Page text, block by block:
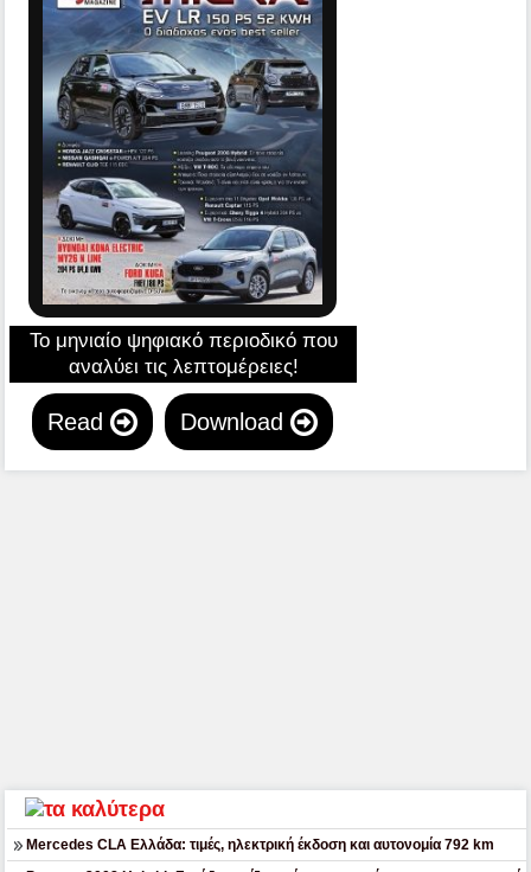
Το μηνιαίο ψηφιακό περιοδικό που
αναλύει τις λεπτομέρειες!
Read Download
Mercedes CLA Ελλάδα: τιμές, ηλεκτρική έκδοση και αυτονομία 792 km